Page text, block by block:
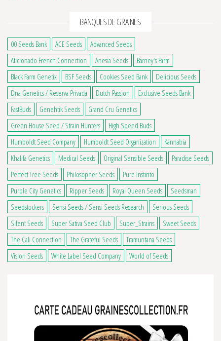
4 avis
BANQUES DE GRAINES
00 Seeds Bank ACE Seeds
Advanced Seeds
Aficionado French Connection
Anesia Seeds
Barney's Farm
Black Farm Genetix
BSF Seeds Cookies Seed Bank
Delicious Seeds
Dna Genetics / Reserva Privada
Dutch Passion
Exclusive Seeds Bank
FastBuds
Genehtik Seeds
Grand Cru Genetics
Green House Seed / Strain Hunters
High Speed Buds
Humboldt Seed Company
Humboldt Seed Organization
Kannabia
Khalifa Genetics
Medical Seeds Original Sensible Seeds
Paradise Seeds
Perfect Tree Seeds
Philosopher Seeds
Pure Instinto
Purple City Genetics
Ripper Seeds Royal Queen Seeds
Seedsman
Seedstockers
Sensi Seeds / Sensi Seeds Research
Serious Seeds
Silent Seeds
Super Sativa Seed Club Super_Strains
Sweet Seeds
The Cali Connection
The Grateful Seeds
Tramuntana Seeds
Vision Seeds
White Label Seed Company World of Seeds